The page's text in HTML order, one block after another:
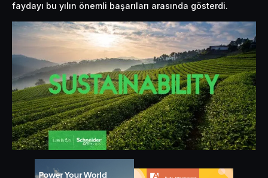
faydayı bu yılın önemli başarıları arasında gösterdi.